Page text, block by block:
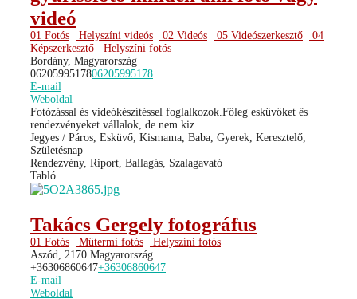
videó
01 Fotós Helyszíni videós 02 Videós 05 Videószerkesztő
04
Képszerkesztő
Helyszíni fotós
Bordány, Magyarország
0620599517806205995178
E-mail
Weboldal
Fotózással és videókészítéssel foglalkozok.Főleg esküvőket ês
rendezvényeket vállalok, de nem kiz...
Jegyes / Páros, Esküvő, Kismama, Baba, Gyerek, Keresztelő,
Születésnap
Rendezvény, Riport, Ballagás, Szalagavató
Tabló
Takács Gergely fotográfus
01 Fotós Műtermi fotós
Helyszíni fotós
Aszód, 2170 Magyarország
+36306860647+36306860647
E-mail
Weboldal